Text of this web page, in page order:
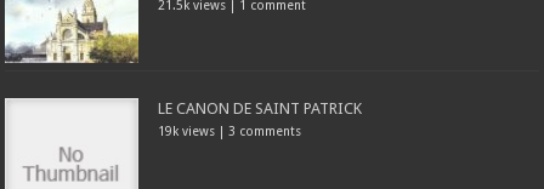
21.5k views | 1 comment
LE CANON DE SAINT PATRICK
19k views | 3 comments